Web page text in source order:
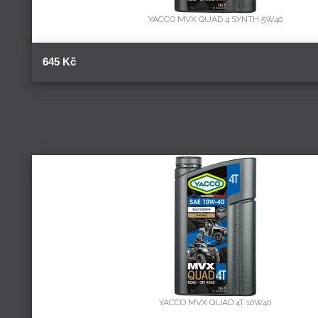
YACCO MVX QUAD 4 SYNTH 5W40
645 Kč
YACCO MVX QUAD 4T 10W40